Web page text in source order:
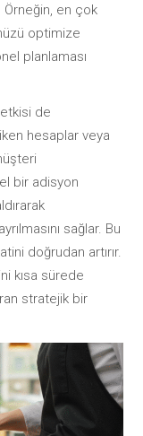
en çok
optimize
planlaması
de
hesaplar veya
bir adisyon
sağlar. Bu
doğrudan artırır.
kısa sürede
stratejik bir